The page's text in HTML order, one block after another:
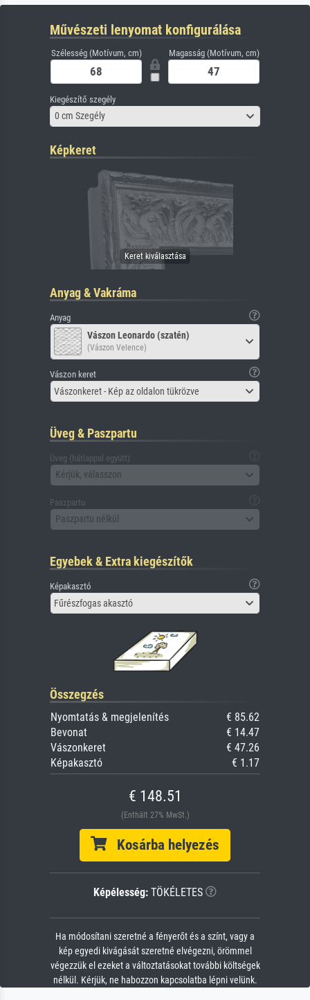
Művészeti lenyomat konfigurálása
Szélesség (Motívum, cm) Magasság (Motívum, cm)
Kiegészítő szegély
0 cm Szegély
Képkeret
Anyag & Vakráma
Anyag
Vászon Leonardo (szatén)
(Vászon Velence)
Vászon keret
Vászonkeret - Kép az oldalon tükrözve
Üveg & Paszpartu
Üveg (hátlappal együtt)
Kérjük, válasszon
Paszpartu
Paszpartu nélkül
Egyebek & Extra kiegészítők
Képakasztó
Fűrészfogas akasztó
Összegzés
Nyomtatás & megjelenítés
€ 85.62
Bevonat
€ 14.47
Vászonkeret
€ 47.26
Képakasztó
€ 1.17
€ 148.51
(Enthält 27% MwSt.)
Kosárba helyezés
Képélesség: TÖKÉLETES
Ha módosítani szeretné a fényerőt és a színt, vagy a
kép egyedi kivágását szeretné elvégezni, örömmel
végezzük el ezeket a változtatásokat további költségek
nélkül. Kérjük, ne habozzon kapcsolatba lépni velünk.